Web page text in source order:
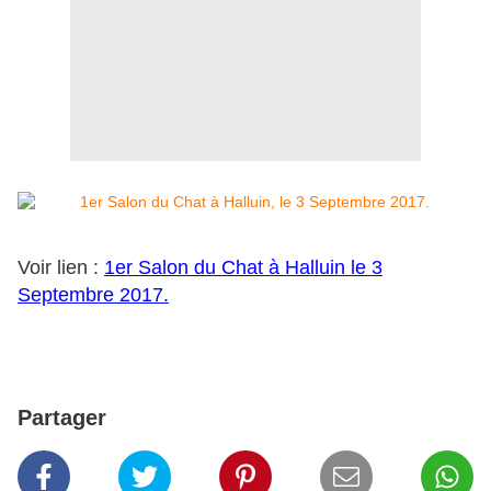
Voir lien : 1er Salon du Chat à Halluin le 3
Septembre 2017.
Partager